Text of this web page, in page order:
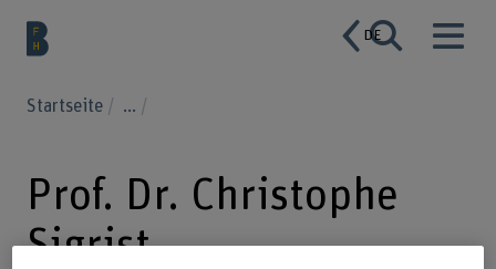
DE
Startseite ...
Prof. Dr. Christophe
Sigrist